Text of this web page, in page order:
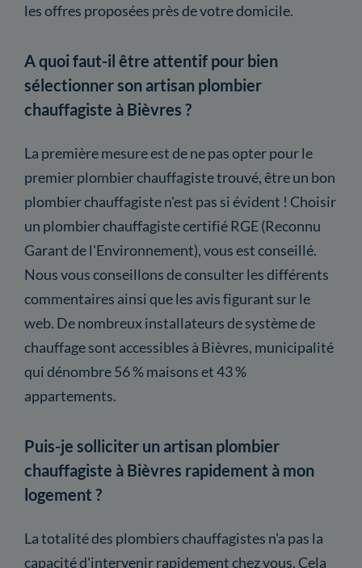
les offres proposées près de votre domicile.
A quoi faut-il être attentif pour bien
sélectionner son artisan plombier
chauffagiste à Bièvres ?
La première mesure est de ne pas opter pour le
premier plombier chauffagiste trouvé, être un bon
plombier chauffagiste n'est pas si évident ! Choisir
un plombier chauffagiste certifié RGE (Reconnu
Garant de l'Environnement), vous est conseillé.
Nous vous conseillons de consulter les différents
commentaires ainsi que les avis figurant sur le
web. De nombreux installateurs de système de
chauffage sont accessibles à Bièvres, municipalité
qui dénombre 56 % maisons et 43 %
appartements.
Puis-je solliciter un artisan plombier
chauffagiste à Bièvres rapidement à mon
logement ?
La totalité des plombiers chauffagistes n'a pas la
capacité d'intervenir rapidement chez vous. Cela